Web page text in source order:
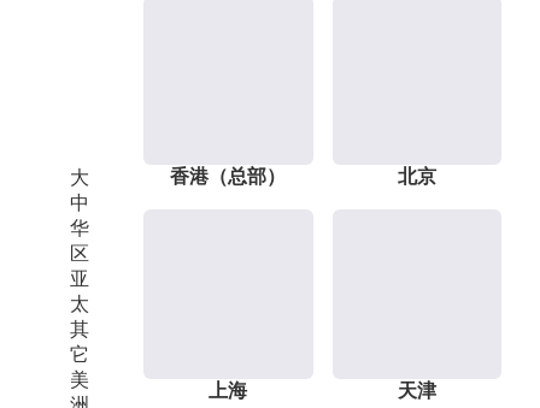
大
中
华
区
亚
太
其
它
美
香港（总部） 北京
上海 天津